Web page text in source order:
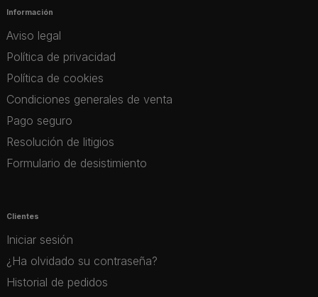
Información
Aviso legal
Política de privacidad
Política de cookies
Condiciones generales de venta
Pago seguro
Resolución de litigios
Formulario de desistimiento
Clientes
Iniciar sesión
¿Ha olvidado su contraseña?
Historial de pedidos